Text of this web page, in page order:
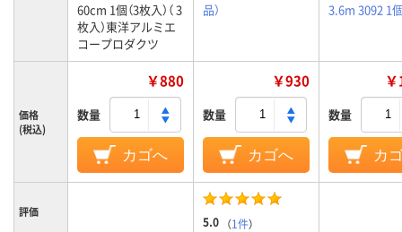
60cm 1個（3枚入）（ 3
枚入）東洋アルミエ
コープロダクツ
品）
3.6m 3092 1
価格
(税込)
￥880
数量
カゴへ
￥930
数量
カゴへ
数量
カ
評価
5.0 （1件）